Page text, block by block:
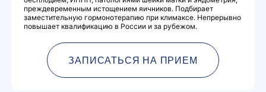
преждевременным истощением яичников. Подбирает
заместительную гормонотерапию при климаксе. Непрерывно
повышает квалификацию в России и за рубежом.
ЗАПИСАТЬСЯ НА ПРИЕМ